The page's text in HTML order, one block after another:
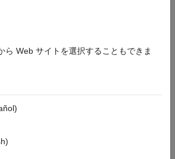
with
Analysis
ら Web サイトを選択することもできま